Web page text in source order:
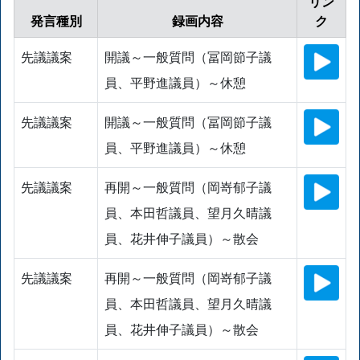
発言種別 録画内容
ク
先議議案
開議～一般質問（冨岡節子議
員、平野進議員）～休憩
先議議案
開議～一般質問（冨岡節子議
員、平野進議員）～休憩
先議議案
再開～一般質問（岡嵜郁子議
員、本田哲議員、望月久晴議
員、花井伸子議員）～散会
先議議案
再開～一般質問（岡嵜郁子議
員、本田哲議員、望月久晴議
員、花井伸子議員）～散会